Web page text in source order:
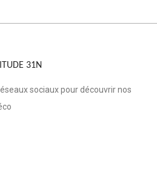
31N
sociaux pour découvrir nos